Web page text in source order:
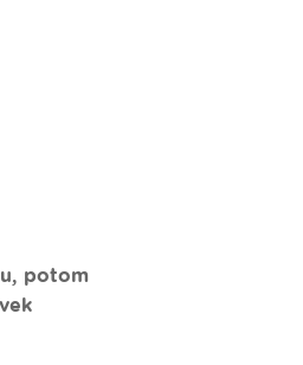
potom